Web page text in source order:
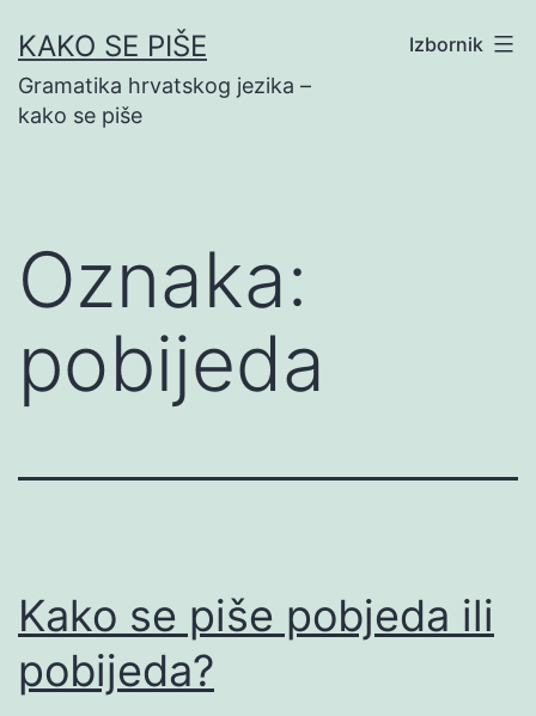
na
sadržaj
KAKO SE PIŠE
Gramatika hrvatskog jezika –
kako se piše
Izbornik
Oznaka:
pobijeda
Kako se piše pobjeda ili
pobijeda?